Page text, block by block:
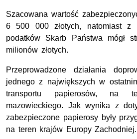
Szacowana wartość
6 500 000 złotych, natomiast z
podatków Skarb Państwa mógł
milionów złotych.
Przeprowadzone działania
jednego z największych w
transportu papierosów, na
mazowieckiego. Jak wynika z
zabezpieczone papierosy były
na teren krajów Europy Zachodniej.